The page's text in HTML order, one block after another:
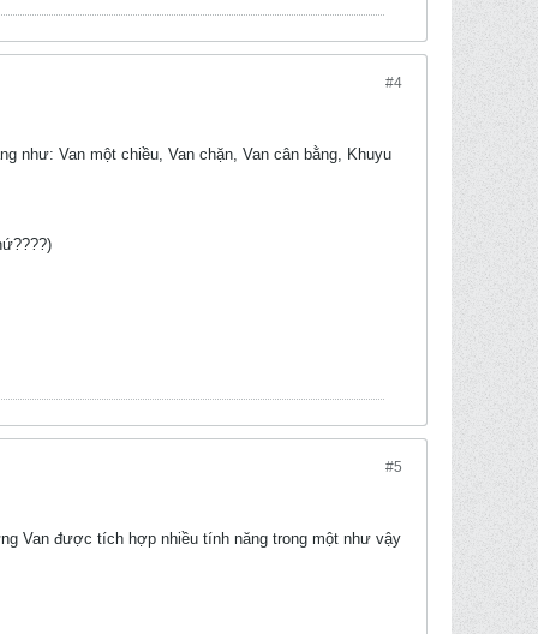
#4
như: Van một chiều, Van chặn, Van cân bằng, Khuyu
#5
Van được tích hợp nhiều tính năng trong một như vậy